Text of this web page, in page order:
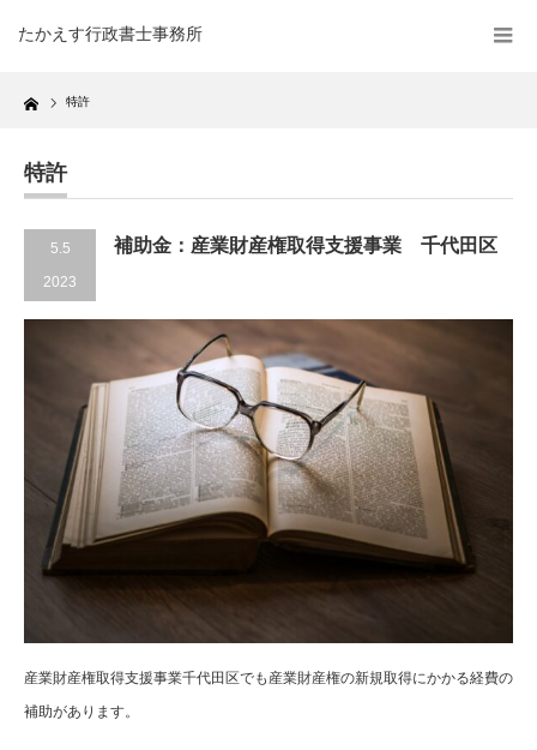
たかえす行政書士事務所
Home 特許
特許
5.5
2023
補助金：産業財産権取得支援事業 千代田区
産業財産権取得支援事業千代田区でも産業財産権の新規取得にかかる経費の
補助があります。